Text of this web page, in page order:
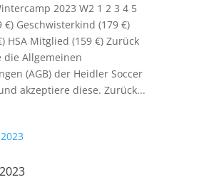
2023 W2 1 2 3 4 5
Geschwisterkind (179 €)
HSA Mitglied (159 €) Zurück
die Allgemeinen
(AGB) der Heidler Soccer
akzeptiere diese. Zurück...